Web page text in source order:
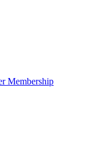
Membership